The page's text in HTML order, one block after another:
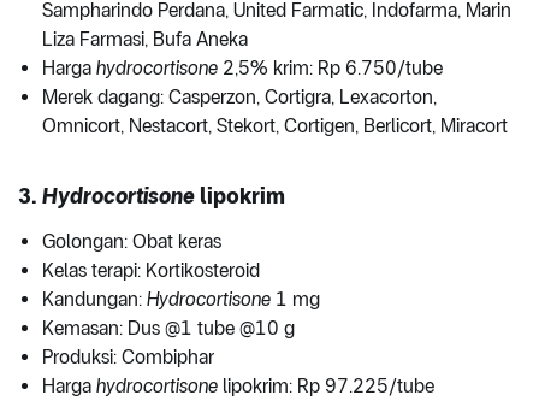
Sampharindo Perdana, United Farmatic, Indofarma, Marin
Liza Farmasi, Bufa Aneka
Harga hydrocortisone 2,5% krim: Rp 6.750/tube
Merek dagang: Casperzon, Cortigra, Lexacorton,
Omnicort, Nestacort, Stekort, Cortigen, Berlicort, Miracort
3. Hydrocortisone lipokrim
Golongan: Obat keras
Kelas terapi: Kortikosteroid
Kandungan: Hydrocortisone 1 mg
Kemasan: Dus @1 tube @10 g
Produksi: Combiphar
Harga hydrocortisone lipokrim: Rp 97.225/tube